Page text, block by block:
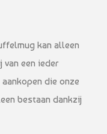
kan alleen
van een ieder
die onze
bestaan dankzij